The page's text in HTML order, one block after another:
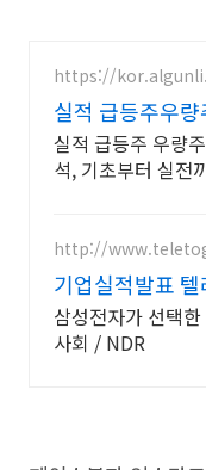
https://
실적 급등주우
량주 무료 공유
실적 급등주 우량
석, 기초부터 실전
http://
기업실적발표 텔
삼성전자가 선택
사회 / NDR